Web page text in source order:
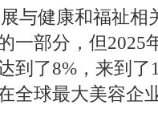
与健康和福祉相
一部分，但2025
到了8%，来到了
全球最大美容企